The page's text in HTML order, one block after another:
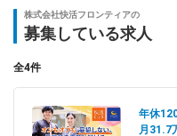
入社後の研修はもちろん、
会を実施するなど、定期的
に各店長が集まる店長会議
店舗運営で困ったことがあ
株式会社快活フロンティアの
募集している求人
全4件
年休
月31.7